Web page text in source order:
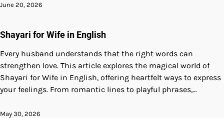
June 20, 2026
Shayari for Wife in English
Every husband understands that the right words can
strengthen love. This article explores the magical world of
Shayari for Wife in English, offering heartfelt ways to express
your feelings. From romantic lines to playful phrases,…
May 30, 2026